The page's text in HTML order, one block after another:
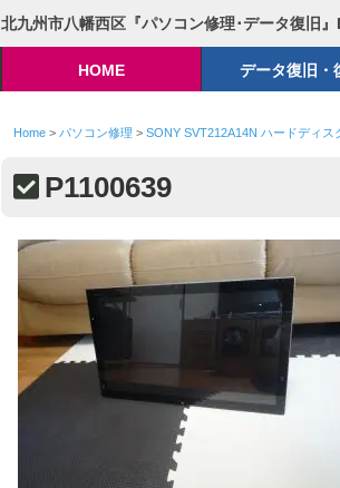
北九州市八幡西区『パソコン修理･データ復旧
HOME データ復旧・
Home> パソコン修理 > SONY SVT212A14N ハードディス
P1100639